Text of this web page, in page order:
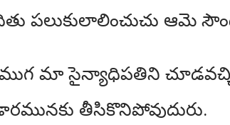
పలుకులాలించుచు ఆమె
మా సైన్యాధిపతిని
తీసికొనిపోవుదురు.